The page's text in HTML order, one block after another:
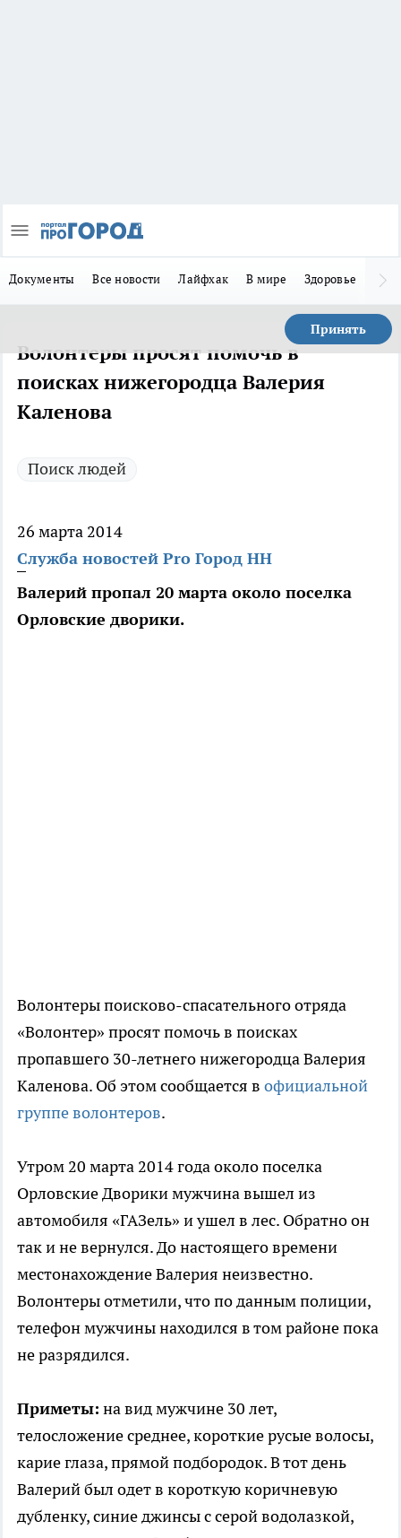
Документы Все новости Лайфхак В мире Здоровье
Принять
Волонтеры просят помочь в
поисках нижегородца Валерия
Каленова
Поиск людей
26 марта 2014
Служба новостей Pro Город НН
Валерий пропал 20 марта около поселка
Орловские дворики.
Волонтеры поисково-спасательного отряда
«Волонтер» просят помочь в поисках
пропавшего 30-летнего нижегородца Валерия
Каленова. Об этом сообщается в официальной
группе волонтеров.
Утром 20 марта 2014 года около поселка
Орловские Дворики мужчина вышел из
автомобиля «ГАЗель» и ушел в лес. Обратно он
так и не вернулся. До настоящего времени
местонахождение Валерия неизвестно.
Волонтеры отметили, что по данным полиции,
телефон мужчины находился в том районе пока
не разрядился.
Приметы: на вид мужчине 30 лет,
телосложение среднее, короткие русые волосы,
карие глаза, прямой подбородок. В тот день
Валерий был одет в короткую коричневую
дубленку, синие джинсы с серой водолазкой,